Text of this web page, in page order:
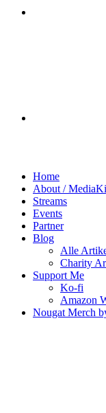
Home
About /
Streams
Events
Partner
Blog
Alle
Charity
Support Me
Ko-fi
Amazon
Nougat Merch